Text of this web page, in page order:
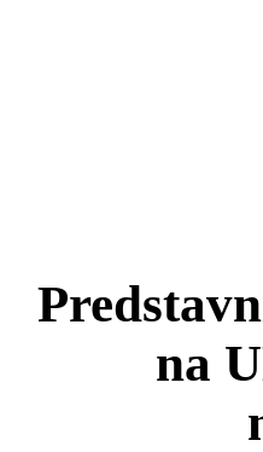
na